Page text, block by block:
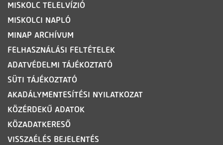
MISKOLC TELELVÍZIÓ
MISKOLCI NAPLÓ
MINAP ARCHÍVUM
FELHASZNÁLÁSI FELTÉTELEK
ADATVÉDELMI TÁJÉKOZTATÓ
SÜTI TÁJÉKOZTATÓ
AKADÁLYMENTESÍTÉSI NYILATKOZAT
KÖZÉRDEKŰ ADATOK
KÖZADATKERESŐ
VISSZAÉLÉS BEJELENTÉS